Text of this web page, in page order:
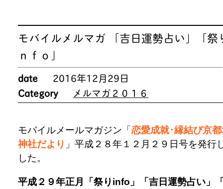
モバイルメルマガ 「吉日運勢占い」「祭
ｎｆｏ」
date
2016年12月29日
Category
メルマガ２０１６
モバイルメールマガジン「恋愛成就･縁結び京
神社だより 」平成２８年１２月２９日号を発行
した。
平成２９年正月「祭りinfo」「吉日運勢占い」